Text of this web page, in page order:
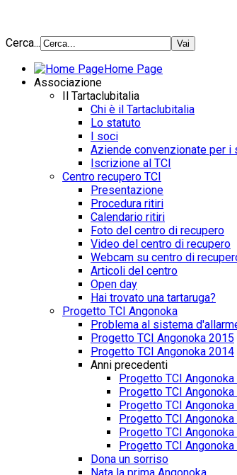
Cerca...
Home Page
Associazione
Il Tartaclubitalia
Chi è il Tartaclubitalia
Lo statuto
I soci
Aziende convenzionate per
Iscrizione al TCI
Centro recupero TCI
Presentazione
Procedura ritiri
Calendario ritiri
Foto del centro di recupero
Video del centro di recupero
Webcam su centro di
Articoli del centro
Open day
Hai trovato una tartaruga?
Progetto TCI Angonoka
Problema al sistema
Progetto TCI Angonoka 2015
Progetto TCI Angonoka 2014
Anni precedenti
Progetto TCI Angonoka
Progetto TCI
Progetto TCI
Progetto TCI Angonoka
Progetto TCI Angonoka
Progetto TCI
Dona un sorriso